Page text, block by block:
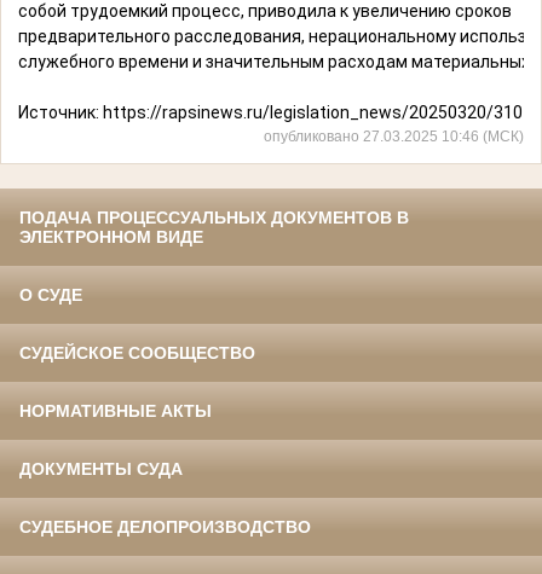
собой трудоемкий процесс, приводила к увеличению сроков
предварительного расследования, нерациональному
служебного времени и значительным расходам материальных
Источник: https://rapsinews.ru/legislation_news/20250320/
опубликовано 27.03.2025 10:46 (МСК)
ПОДАЧА ПРОЦЕССУАЛЬНЫХ ДОКУМЕНТОВ В
ЭЛЕКТРОННОМ ВИДЕ
О СУДЕ
СУДЕЙСКОЕ СООБЩЕСТВО
НОРМАТИВНЫЕ АКТЫ
ДОКУМЕНТЫ СУДА
СУДЕБНОЕ ДЕЛОПРОИЗВОДСТВО